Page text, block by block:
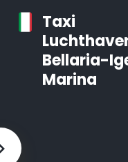
Taxi
Bellaria-
Marina